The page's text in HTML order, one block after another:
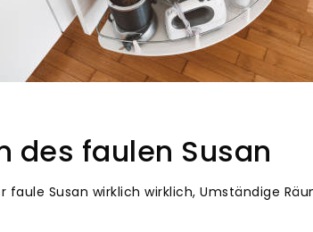
des faulen Susan
faule Susan wirklich wirklich, Umständige